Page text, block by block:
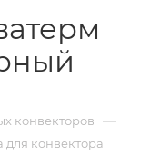
конвекторов —
конвектора